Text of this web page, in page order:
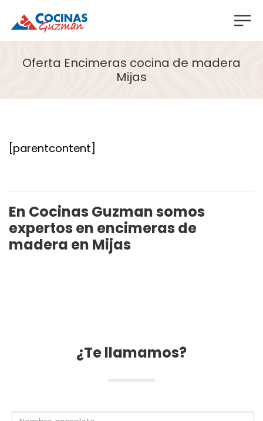
Oferta Encimeras cocina de madera
Mijas
[parentcontent]
En Cocinas Guzman somos
expertos en encimeras de
madera en Mijas
¿Te llamamos?
Nombre